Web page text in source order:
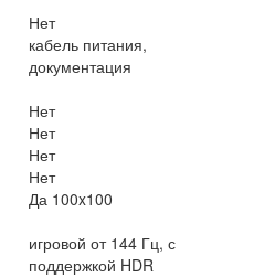
Нет
кабель питания,
документация
Нет
Нет
Нет
Нет
Да 100x100
игровой от 144 Гц, с
поддержкой HDR